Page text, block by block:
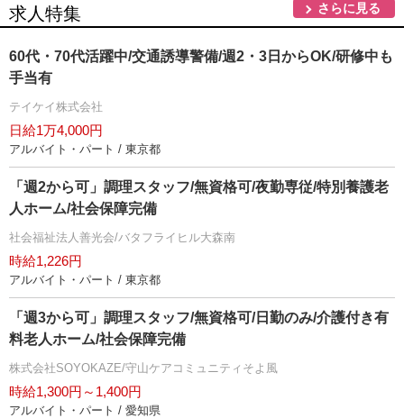
求人特集 さらに見る
60代・70代活躍中/交通誘導警備/週2・3日からOK/研修中も
手当有
テイケイ株式会社
日給1万4,000円
アルバイト・パート / 東京都
「週2から可」調理スタッフ/無資格可/夜勤専従/特別養護老
人ホーム/社会保障完備
社会福祉法人善光会/バタフライヒル大森南
時給1,226円
アルバイト・パート / 東京都
「週3から可」調理スタッフ/無資格可/日勤のみ/介護付き有
料老人ホーム/社会保障完備
株式会社SOYOKAZE/守山ケアコミュニティそよ風
時給1,300円～1,400円
アルバイト・パート / 愛知県